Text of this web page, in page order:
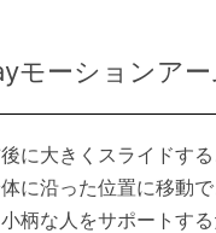
モーションアー
に大きくスライドす
に沿った位置に移動で
柄な人をサポートす